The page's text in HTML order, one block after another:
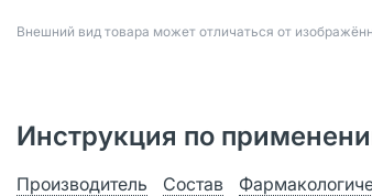
Bнешний вид товара может отличаться от
Инструкция по
Производитель Состав